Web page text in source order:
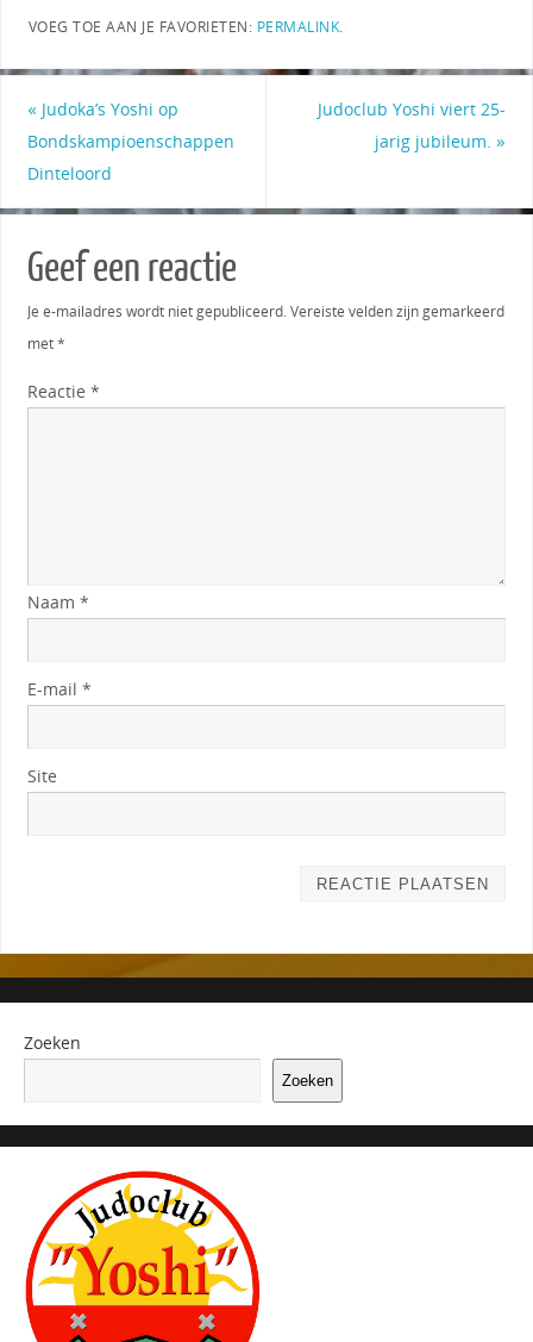
VOEG TOE AAN JE FAVORIETEN: PERMALINK.
« Judoka’s Yoshi op
Bondskampioenschappen
Dinteloord
Judoclub Yoshi viert 25-
jarig jubileum. »
Geef een reactie
Je e-mailadres wordt niet gepubliceerd. Vereiste velden zijn gemarkeerd
met*
Reactie *
Naam *
E-mail *
Site
Zoeken
Zoeken